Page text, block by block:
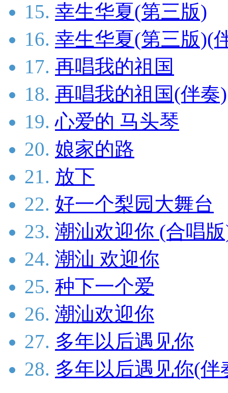
15. 幸生华夏(第三版)
16. 幸生华夏(第三版)(
17. 再唱我的祖国
18. 再唱我的祖国(伴奏)
19. 心爱的 马头琴
20. 娘家的路
21. 放下
22. 好一个梨园大舞台
23. 潮汕欢迎你 (合唱
24. 潮汕 欢迎你
25. 种下一个爱
26. 潮汕欢迎你
27. 多年以后遇见你
28. 多年以后遇见你(伴